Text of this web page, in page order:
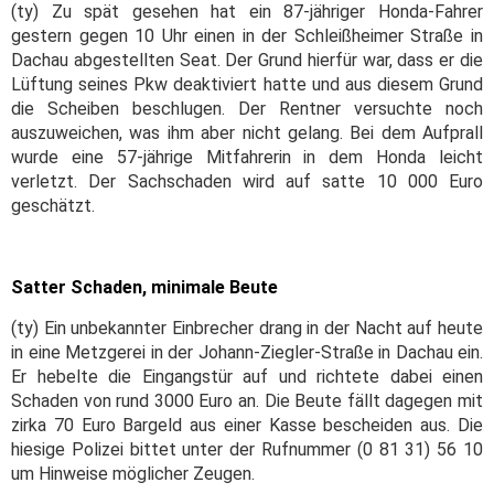
(ty) Zu spät gesehen hat ein 87-jähriger Honda-Fahrer
gestern gegen 10 Uhr einen in der Schleißheimer Straße in
Dachau abgestellten Seat. Der Grund hierfür war, dass er die
Lüftung seines Pkw deaktiviert hatte und aus diesem Grund
die Scheiben beschlugen. Der Rentner versuchte noch
auszuweichen, was ihm aber nicht gelang. Bei dem Aufprall
wurde eine 57-jährige Mitfahrerin in dem Honda leicht
verletzt. Der Sachschaden wird auf satte 10 000 Euro
geschätzt.
Satter Schaden, minimale Beute
(ty) Ein unbekannter Einbrecher drang in der Nacht auf heute
in eine Metzgerei in der Johann-Ziegler-Straße in Dachau ein.
Er hebelte die Eingangstür auf und richtete dabei einen
Schaden von rund 3000 Euro an. Die Beute fällt dagegen mit
zirka 70 Euro Bargeld aus einer Kasse bescheiden aus. Die
hiesige Polizei bittet unter der Rufnummer (0 81 31) 56 10
um Hinweise möglicher Zeugen.